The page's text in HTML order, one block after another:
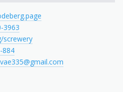
3963
screwery
884